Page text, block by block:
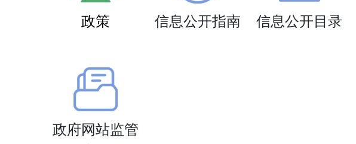
政策 信息公开指南 信息公开目录
政府网站监管